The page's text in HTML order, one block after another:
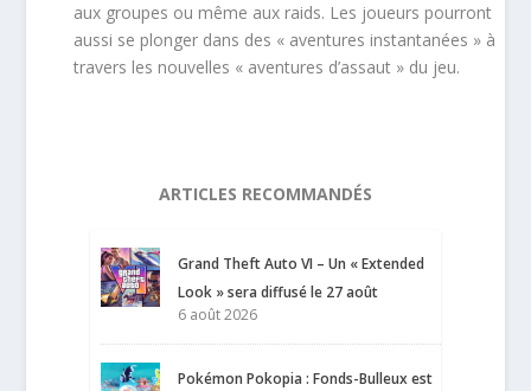
aux groupes ou même aux raids. Les joueurs pourront
aussi se plonger dans des « aventures instantanées » à
travers les nouvelles « aventures d’assaut » du jeu.
ARTICLES RECOMMANDÉS
Grand Theft Auto VI – Un « Extended
Look » sera diffusé le 27 août
6 août 2026
Pokémon Pokopia : Fonds-Bulleux est